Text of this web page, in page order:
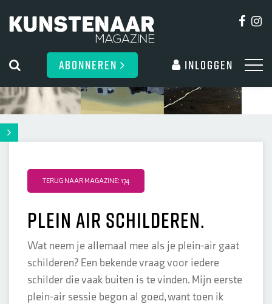
ABONNEREN Inloggen
TERUG NAAR MAGAZINE: 174
Plein air schilderen.
Wat neem je allemaal mee als je plein-air gaat
schilderen? Een bekende vraag voor iedere
schilder die vaak buiten is te vinden. Mijn eerste
plein-air sessie begon al goed, want toen ik